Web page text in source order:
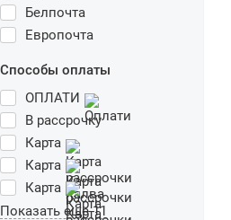
Белпочта
Европочта
Способы оплаты
ОПЛАТИ
В рассрочку
Карта
Карта
Карта
Показать еще 11